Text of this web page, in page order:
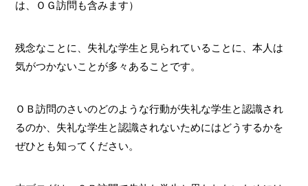
は、ＯＧ訪問も含みます）
残念なことに、失礼な学生と見られていることに、本人は
気がつかないことが多々あることです。
ＯＢ訪問のさいのどのような行動が失礼な学生と認識され
るのか、失礼な学生と認識されないためにはどうするかを
ぜひとも知ってください。